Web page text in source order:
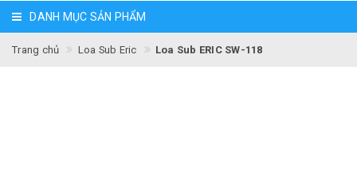
DANH MỤC SẢN PHẨM
Trang chủ Loa Sub Eric Loa Sub ERIC SW-118